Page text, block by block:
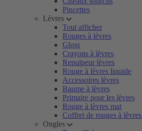
Pincettes
Lèvres
Tout afficher
Rouges à lèvres
Gloss
Crayons à lèvres
Repulpeur lèvres
Rouge à lèvres liquide
Accessoires lèvres
Baume à lèvres
Primaire pour les lèvres
Rouge à lèvres mat
Coffret de rouges à lèvres
Ongles